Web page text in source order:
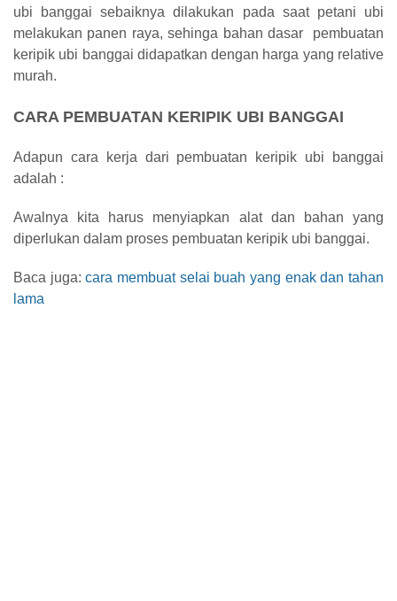
ubi banggai sebaiknya dilakukan pada saat petani ubi
melakukan panen raya, sehinga bahan dasar pembuatan
keripik ubi banggai didapatkan dengan harga yang relative
murah.
CARA PEMBUATAN KERIPIK UBI BANGGAI
Adapun cara kerja dari pembuatan keripik ubi banggai
adalah :
Awalnya kita harus menyiapkan alat dan bahan yang
diperlukan dalam proses pembuatan keripik ubi banggai.
Baca juga:cara membuat selai buah yang enak dan tahan
lama